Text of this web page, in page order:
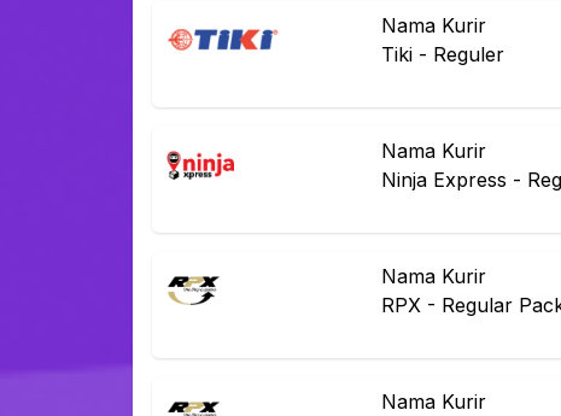
Nama Kurir
Tiki - Reguler
Nama Kurir
Ninja Express -
Nama Kurir
RPX - Regular
Nama Kurir